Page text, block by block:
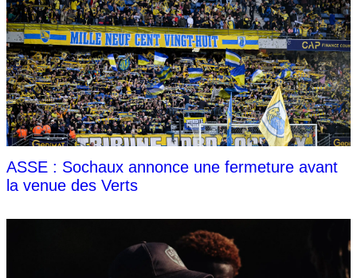
ASSE : Sochaux annonce une fermeture avant
la venue des Verts